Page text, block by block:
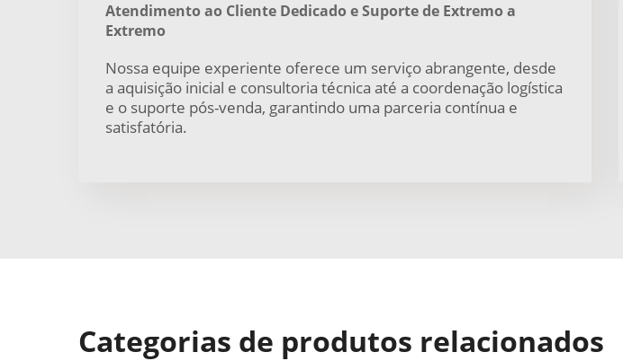
Atendimento ao Cliente Dedicado e Suporte de Extremo a
Extremo
Nossa equipe experiente oferece um serviço abrangente, desde
a aquisição inicial e consultoria técnica até a coordenação logística
e o suporte pós-venda, garantindo uma parceria contínua e
satisfatória.
Categorias de produtos relacionados